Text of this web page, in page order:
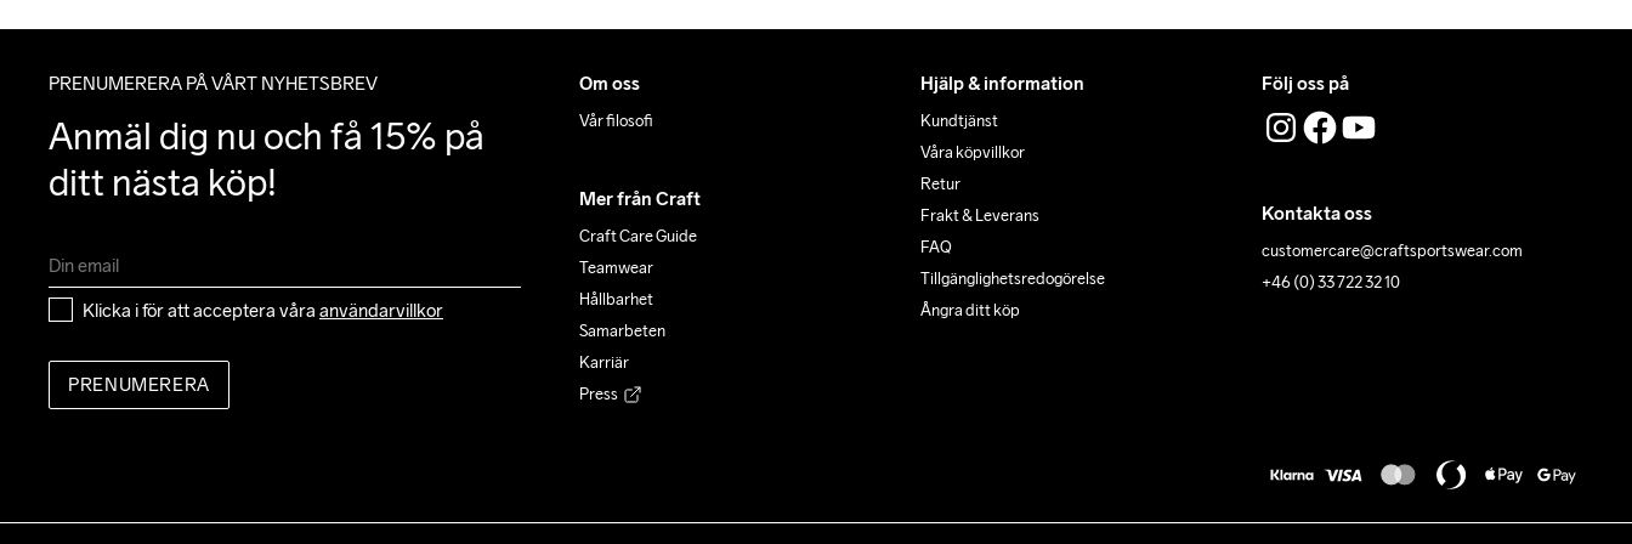
PRENUMERERA PÅ VÅRT NYHETSBREV
Anmäl dig nu och få 15% på
ditt nästa köp!
Klicka i för att acceptera våra användarvillkor
PRENUMERERA
Om oss
Vår filosofi
Mer från Craft
Craft Care Guide
Teamwear
Hållbarhet
Samarbeten
Karriär
Press
Hjälp & information
Kundtjänst
Våra köpvillkor
Retur
Frakt & Leverans
FAQ
Tillgänglighets­redogörelse
Ångra ditt köp
Följ oss på
Kontakta oss
customercare@craftsportswear.com
+46 (0) 33 722 32 10